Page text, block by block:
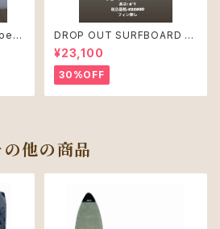
ル
DROP OUT SURFBOARD シ
ェープ：Pete Mcabe USED
¥23,100
30%OFF
の他の商品